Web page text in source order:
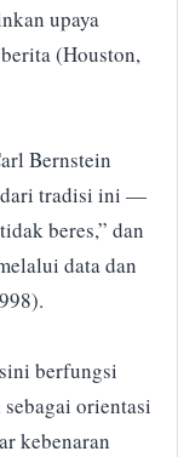
upaya
(Houston,
Bernstein
dari tradisi ini —
beres,” dan
data dan
berfungsi
orientasi
kebenaran